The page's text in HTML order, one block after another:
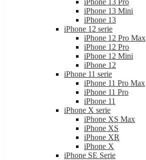
iPhone 13 Pro
iPhone 13 Mini
iPhone 13
iPhone 12 serie
iPhone 12 Pro Max
iPhone 12 Pro
iPhone 12 Mini
iPhone 12
iPhone 11 serie
iPhone 11 Pro Max
iPhone 11 Pro
iPhone 11
iPhone X serie
iPhone XS Max
iPhone XS
iPhone XR
iPhone X
iPhone SE Serie